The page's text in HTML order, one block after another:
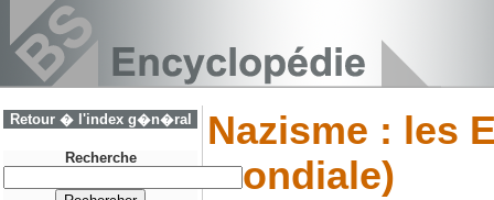
Retour � l'index g�n�ral
Recherche
Nazisme : les
mondiale)